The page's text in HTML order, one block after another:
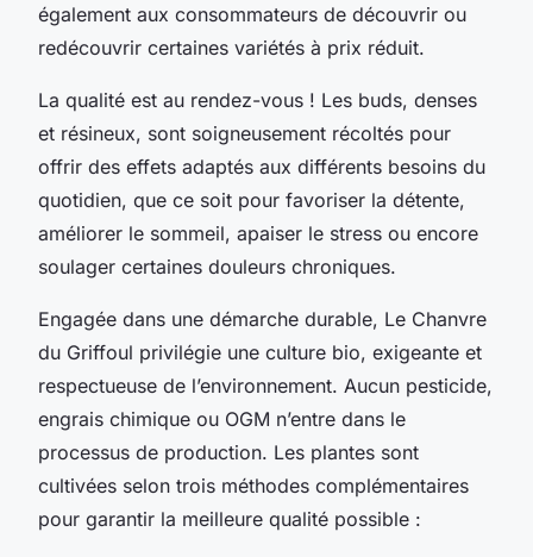
également aux consommateurs de découvrir ou
redécouvrir certaines variétés à prix réduit.
La qualité est au rendez-vous ! Les buds, denses
et résineux, sont soigneusement récoltés pour
offrir des effets adaptés aux différents besoins du
quotidien, que ce soit pour favoriser la détente,
améliorer le sommeil, apaiser le stress ou encore
soulager certaines douleurs chroniques.
Engagée dans une démarche durable, Le Chanvre
du Griffoul privilégie une culture bio, exigeante et
respectueuse de l’environnement. Aucun pesticide,
engrais chimique ou OGM n’entre dans le
processus de production. Les plantes sont
cultivées selon trois méthodes complémentaires
pour garantir la meilleure qualité possible :